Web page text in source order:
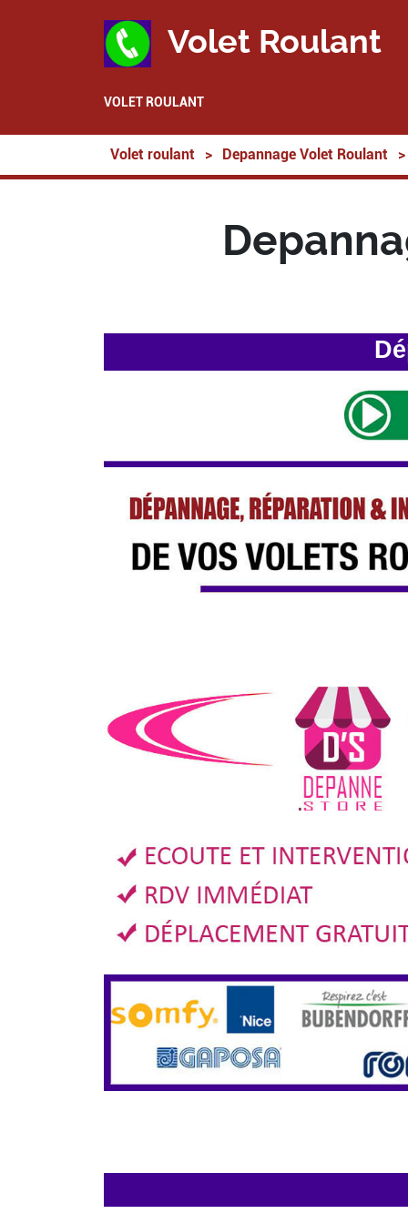
Volet Roulant
VOLET ROULANT
Volet roulant > Depannage Volet Roulant >